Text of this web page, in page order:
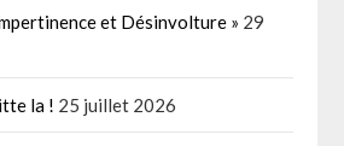
et Désinvolture » 29
la ! 25 juillet 2026